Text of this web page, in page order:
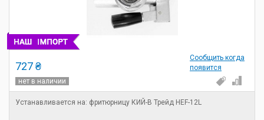
Сообщить когда
появится
727 ₴
нет в наличии
Устанавливается на: фритюрницу КИЙ-В Трейд HEF-12L